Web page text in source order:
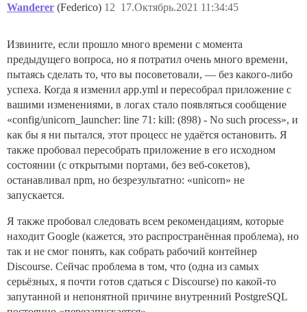
Wanderer (Federico) 17.Октябрь.2021 11:34:45
12
Извините, если прошло много времени с момента
предыдущего вопроса, но я потратил очень много времени,
пытаясь сделать то, что вы посоветовали, — без какого-либо
успеха. Когда я изменил app.yml и пересобрал приложение с
вашими изменениями, в логах стало появляться сообщение
«config/unicorn_launcher: line 71: kill: (898) - No such process», и
как бы я ни пытался, этот процесс не удаётся остановить. Я
также пробовал пересобрать приложение в его исходном
состоянии (с открытыми портами, без веб-сокетов),
останавливал npm, но безрезультатно: «unicorn» не
запускается.
Я также пробовал следовать всем рекомендациям, которые
находит Google (кажется, это распространённая проблема), но
так и не смог понять, как собрать рабочий контейнер
Discourse. Сейчас проблема в том, что (одна из самых
серьёзных, я почти готов сдаться с Discourse) по какой-то
запутанной и непонятной причине внутренний PostgreSQL